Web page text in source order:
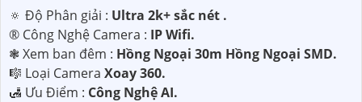
🔅 Độ Phân giải : Ultra 2k+ sắc nét .
®️ Công Nghệ Camera : IP Wifi.
❃ Xem ban đêm : Hồng Ngoại 30m Hồng Ngoại SMD.
🎼️ Loại Camera Xoay 360.
️🛃 Ưu Điểm : Công Nghệ AI.